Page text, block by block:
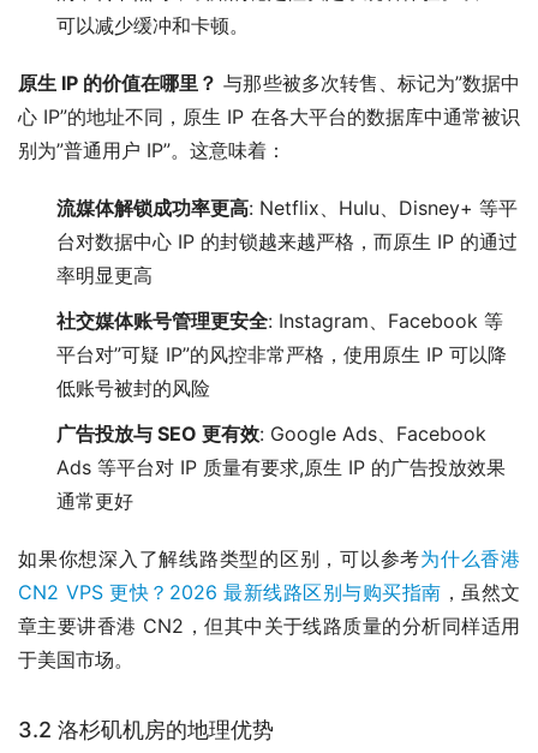
可以减少缓冲和卡顿。
原生 IP 的价值在哪里？ 与那些被多次转售、标记为”数据中
心 IP”的地址不同，原生 IP 在各大平台的数据库中通常被识
别为”普通用户 IP”。这意味着：
流媒体解锁成功率更高: Netflix、Hulu、Disney+ 等平
台对数据中心 IP 的封锁越来越严格，而原生 IP 的通过
率明显更高
社交媒体账号管理更安全: Instagram、Facebook 等
平台对”可疑 IP”的风控非常严格，使用原生 IP 可以降
低账号被封的风险
广告投放与 SEO 更有效: Google Ads、Facebook
Ads 等平台对 IP 质量有要求,原生 IP 的广告投放效果
通常更好
如果你想深入了解线路类型的区别，可以参考为什么香港
CN2 VPS 更快？2026 最新线路区别与购买指南 ，虽然文
章主要讲香港 CN2，但其中关于线路质量的分析同样适用
于美国市场。
3.2 洛杉矶机房的地理优势